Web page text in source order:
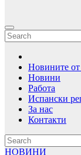
Новините
Новини
Работа
Испански
За нас
Контакти
НОВИНИ